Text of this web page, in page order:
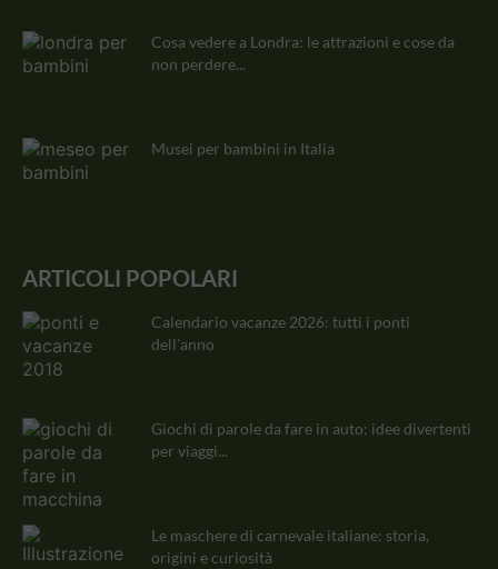
Cosa vedere a Londra: le attrazioni e cose da
non perdere...
Musei per bambini in Italia
ARTICOLI POPOLARI
Calendario vacanze 2026: tutti i ponti
dell’anno
Giochi di parole da fare in auto: idee divertenti
per viaggi...
Le maschere di carnevale italiane: storia,
origini e curiosità